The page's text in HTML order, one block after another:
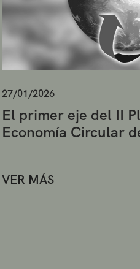
27/01/2026
El primer eje del II
Economía Circular
VER MÁS